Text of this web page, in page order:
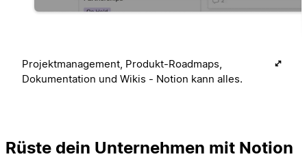
Projektmanagement, Produkt-Roadmaps,
Dokumentation und Wikis - Notion kann alles.
Rüste dein Unternehmen mit Notion